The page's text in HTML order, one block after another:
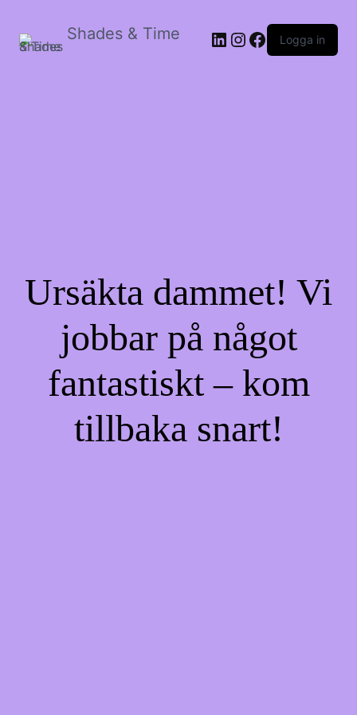
Shades & Time LinkedIn
Instagram
Facebook
Logga in
Ursäkta dammet! Vi
jobbar på något
fantastiskt – kom
tillbaka snart!